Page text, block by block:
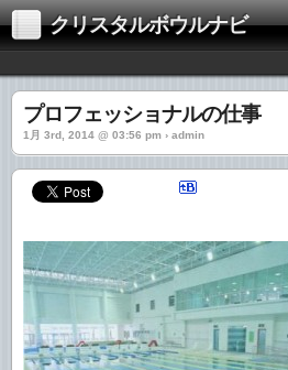
クリスタルボウルナビ
プロフェッショナルの仕事
1月 3rd, 2014 @ 03:56 pm › admin